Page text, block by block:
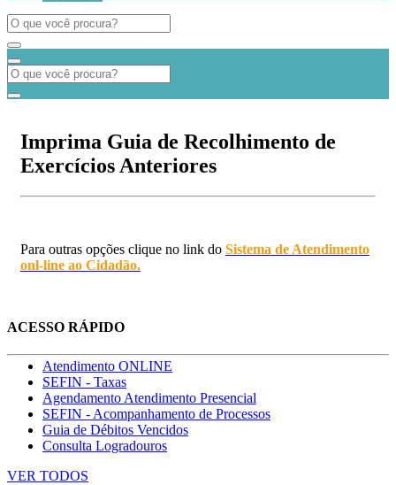
Imprima Guia de Recolhimento de
Exercícios Anteriores
Para outras opções clique no link do Sistema de Atendimento
onl-line ao Cidadão.
ACESSO RÁPIDO
Atendimento ONLINE
SEFIN - Taxas
Agendamento Atendimento Presencial
SEFIN - Acompanhamento de Processos
Guia de Débitos Vencidos
Consulta Logradouros
VER TODOS